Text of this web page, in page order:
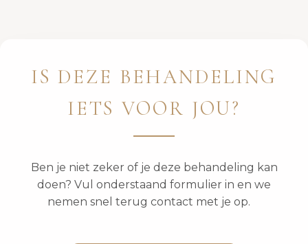
IS DEZE BEHANDELING
IETS VOOR JOU?
Ben je niet zeker of je deze behandeling kan
doen? Vul onderstaand formulier in en we
nemen snel terug contact met je op.